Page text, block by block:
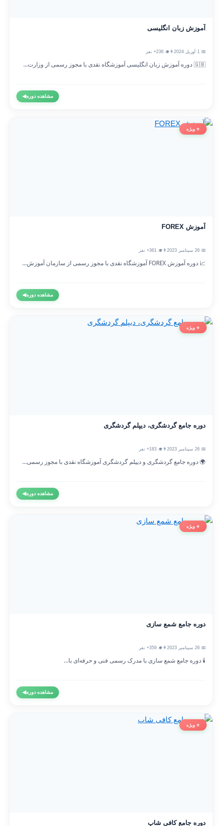
آموزش زبان انگلیسی
👨‍🎓 236+ نفر
🇬🇧 دوره آموزش زبان انگلیسی آموزشگاه نقدی با مجوز رسمی از وزارت...
مشاهده دوره◀
⭐ ویژه
آموزش FOREX
👨‍🎓 361+ نفر
📈 دوره آموزش FOREX آموزشگاه نقدی با مجوز رسمی از سازمان آموزش...
مشاهده دوره◀
⭐ ویژه
دوره جامع گردشگری، دیپلم گردشگری
👨‍🎓 183+ نفر
🌍 دوره جامع گردشگری و دیپلم گردشگری آموزشگاه نقدی با مجوز رسمی...
مشاهده دوره◀
⭐ ویژه
دوره جامع شمع سازی
👨‍🎓 359+ نفر
🕯️ دوره جامع شمع سازی با مدرک رسمی فنی و حرفه‌ای با...
مشاهده دوره◀
⭐ ویژه
دوره جامع کافی شاپ